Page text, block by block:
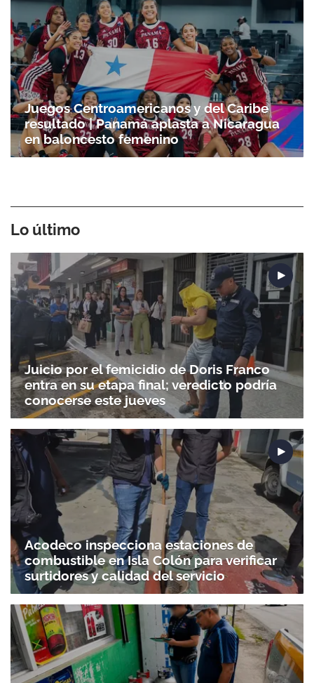
Gracias por suscribirte a nuestro boletín.
Juegos Centroamericanos y del Caribe
resultado | Panamá aplasta a Nicaragua
en baloncesto femenino
Lo último
Juicio por el femicidio de Doris Franco
entra en su etapa final; veredicto podría
conocerse este jueves
Acodeco inspecciona estaciones de
combustible en Isla Colón para verificar
surtidores y calidad del servicio